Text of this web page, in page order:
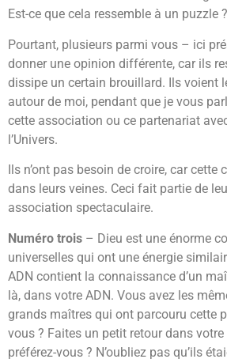
Est-ce que cela ressemble à un puzzle
Pourtant, plusieurs parmi vous – ici
donner une opinion différente, car ils
dissipe un certain brouillard. Ils voient
autour de moi, pendant que je vous
cette association ou ce partenariat
l’Univers.
Ils n’ont pas besoin de croire, car
dans leurs veines. Ceci fait partie de
association spectaculaire.
Numéro trois – Dieu est une énorme
universelles qui ont une énergie
ADN contient la connaissance d’un
là, dans votre ADN. Vous avez les
grands maîtres qui ont parcouru cette
vous ? Faites un petit retour dans
préférez-vous ? N’oubliez pas qu’ils